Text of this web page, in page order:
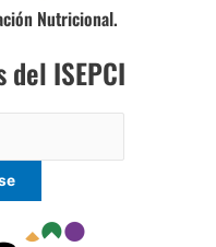
Nutricional.
del ISEPCI